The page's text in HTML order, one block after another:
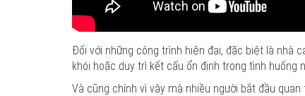
Đối với những công trình hiện đại, đặc biệt là nhà
khói hoặc duy trì kết cấu ổn định trong tình huống
Và cũng chính vì vậy mà nhiều người bắt đầu